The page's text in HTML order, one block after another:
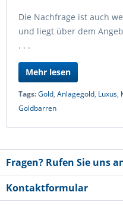
Die Nachfrage ist auch
und liegt über dem
. . .
Mehr lesen
Tags:Gold, Anlagegold, Luxus,
Goldbarren
Fragen? Rufen Sie uns
Kontaktformular